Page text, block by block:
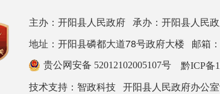
理
计
主办：开阳县人民政府 承办：开阳县人民
地址：开阳县磷都大道78号政府大楼 邮箱
贵公网安备 52012102005107号 黔ICP备
技术支持： 智政科技 开阳县人民政府办公